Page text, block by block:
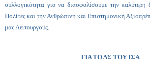
συλλογικότητα για να διασφαλίσουμε την καλύτερη
Πολίτες και την Ανθρώπινη και Επιστημονική
μας Λειτουργούς.
ΓΙΑ ΤΟ ΔΣ ΤΟΥ ΙΣΑ